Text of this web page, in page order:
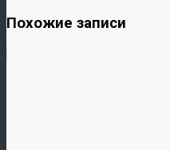
Похожие записи